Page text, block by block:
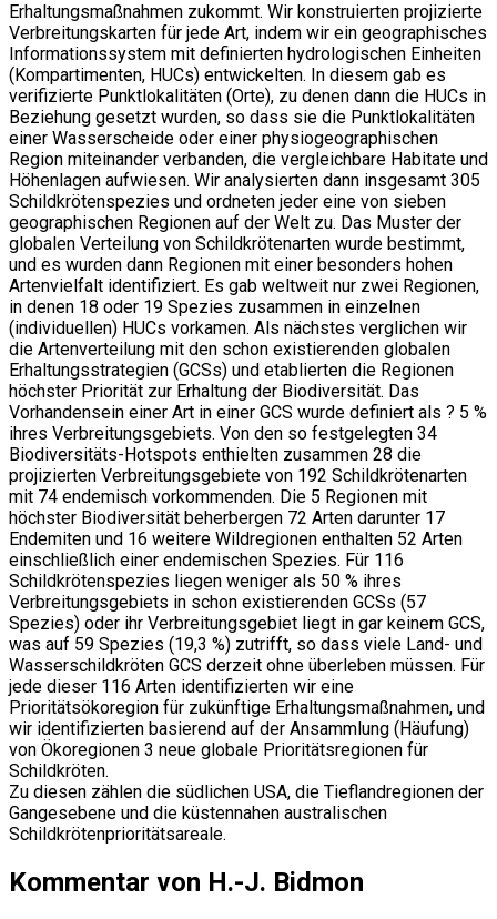
Erhaltungsmaßnahmen zukommt. Wir konstruierten projizierte
Verbreitungskarten für jede Art, indem wir ein geographisches
Informationssystem mit definierten hydrologischen Einheiten
(Kompartimenten, HUCs) entwickelten. In diesem gab es
verifizierte Punktlokalitäten (Orte), zu denen dann die HUCs in
Beziehung gesetzt wurden, so dass sie die Punktlokalitäten
einer Wasserscheide oder einer physiogeographischen
Region miteinander verbanden, die vergleichbare Habitate und
Höhenlagen aufwiesen. Wir analysierten dann insgesamt 305
Schildkrötenspezies und ordneten jeder eine von sieben
geographischen Regionen auf der Welt zu. Das Muster der
globalen Verteilung von Schildkrötenarten wurde bestimmt,
und es wurden dann Regionen mit einer besonders hohen
Artenvielfalt identifiziert. Es gab weltweit nur zwei Regionen,
in denen 18 oder 19 Spezies zusammen in einzelnen
(individuellen) HUCs vorkamen. Als nächstes verglichen wir
die Artenverteilung mit den schon existierenden globalen
Erhaltungsstrategien (GCSs) und etablierten die Regionen
höchster Priorität zur Erhaltung der Biodiversität. Das
Vorhandensein einer Art in einer GCS wurde definiert als ? 5 %
ihres Verbreitungsgebiets. Von den so festgelegten 34
Biodiversitäts-Hotspots enthielten zusammen 28 die
projizierten Verbreitungsgebiete von 192 Schildkrötenarten
mit 74 endemisch vorkommenden. Die 5 Regionen mit
höchster Biodiversität beherbergen 72 Arten darunter 17
Endemiten und 16 weitere Wildregionen enthalten 52 Arten
einschließlich einer endemischen Spezies. Für 116
Schildkrötenspezies liegen weniger als 50 % ihres
Verbreitungsgebiets in schon existierenden GCSs (57
Spezies) oder ihr Verbreitungsgebiet liegt in gar keinem GCS,
was auf 59 Spezies (19,3 %) zutrifft, so dass viele Land- und
Wasserschildkröten GCS derzeit ohne überleben müssen. Für
jede dieser 116 Arten identifizierten wir eine
Prioritätsökoregion für zukünftige Erhaltungsmaßnahmen, und
wir identifizierten basierend auf der Ansammlung (Häufung)
von Ökoregionen 3 neue globale Prioritätsregionen für
Schildkröten.
Zu diesen zählen die südlichen USA, die Tieflandregionen der
Gangesebene und die küstennahen australischen
Schildkrötenprioritätsareale.
Kommentar von H.-J. Bidmon